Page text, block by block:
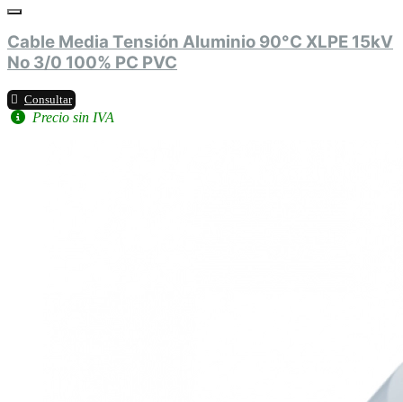
Cable Media Tensión Aluminio 90°C XLPE 15kV
No 3/0 100% PC PVC
Consultar
Precio sin IVA